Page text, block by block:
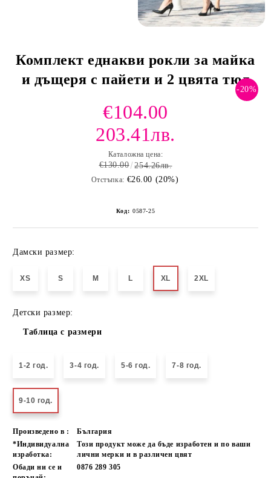
Комплект еднакви рокли за майка
и дъщеря с пайети и 2 цвята тюл
-20%
€104.00
203.41лв.
Каталожна цена:
€130.00 254.26лв.
Отстъпка: €26.00 (20%)
Код: 0587-25
Дамски размер:
XS S M L XL 2XL
Детски размер:
Таблица с размери
1-2 год. 3-4 год. 5-6 год. 7-8 год.
9-10 год.
Произведено в :
България
*Индивидуална
изработка:
Този продукт може да бъде изработен и по ваши
лични мерки и в различен цвят
Обади ни се и
0876 289 305